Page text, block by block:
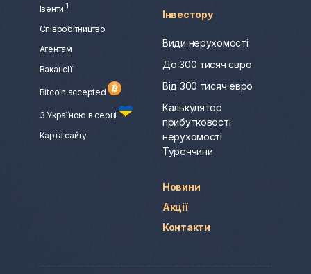
Івенти 1
Співробітництво
Агентам
Вакансії
Bitcoin accepted
З Україною в серці
Карта сайту
Інвестору
Види нерухомості
До 300 тисяч євро
Від 300 тисяч евро
Калькулятор
прибутковості
нерухомості
Туреччини
Новини
Акції
Контакти